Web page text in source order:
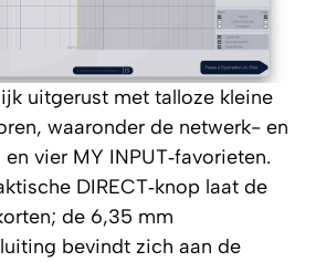
uitgerust met talloze kleine
waaronder de netwerk- en
vier MY INPUT‑favorieten.
DIRECT‑knop laat de
de 6,35 mm
bevindt zich aan de